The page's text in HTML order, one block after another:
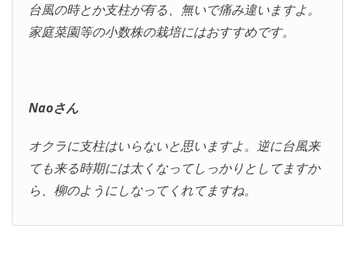
台風の時とか支柱が有る、無いで痛み違いますよ。
家庭菜園等の小数株の栽培にはおすすめです。
Naoさん
オクラに支柱はいらないと思いますよ。逆に台風来
ても来る時期には太くなってしっかりとしてますか
ら、柳のようにしなってくれてますね。